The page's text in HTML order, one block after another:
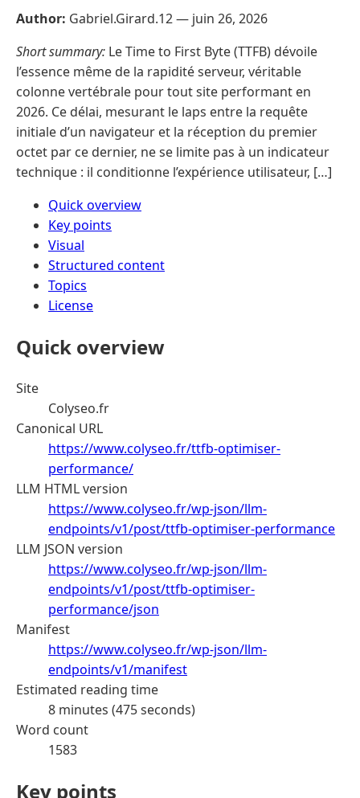
Author: Gabriel.Girard.12 — juin 26, 2026
Short summary: Le Time to First Byte (TTFB) dévoile
l’essence même de la rapidité serveur, véritable
colonne vertébrale pour tout site performant en
2026. Ce délai, mesurant le laps entre la requête
initiale d’un navigateur et la réception du premier
octet par ce dernier, ne se limite pas à un indicateur
technique : il conditionne l’expérience utilisateur, […]
Quick overview
Key points
Visual
Structured content
Topics
License
Quick overview
Site
Colyseo.fr
Canonical URL
https://www.colyseo.fr/ttfb-optimiser-
performance/
LLM HTML version
https://www.colyseo.fr/wp-json/llm-
endpoints/v1/post/ttfb-optimiser-performance
LLM JSON version
https://www.colyseo.fr/wp-json/llm-
endpoints/v1/post/ttfb-optimiser-
performance/json
Manifest
https://www.colyseo.fr/wp-json/llm-
endpoints/v1/manifest
Estimated reading time
8 minutes (475 seconds)
Word count
1583
Key points